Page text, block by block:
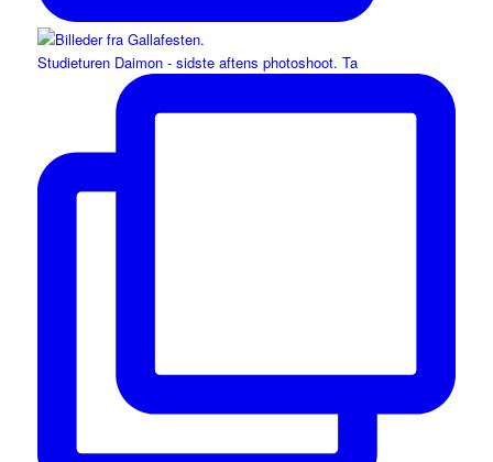
Studieturen Daimon - sidste aftens photoshoot. Ta